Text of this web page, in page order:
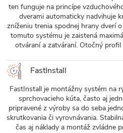
ten funguje na princípe
dverami automaticky nadvihuje
zníženiu trenia spodnej hrany dverí
tomuto systému je zaistená
otváraní a zatváraní. Otočný
FastInstall
FastInstall je montážny systém na
sprchovacieho kúta, často aj
pripravené z výroby sa do seba
skrutkovania či vyrovnávania.
čas aj náklady a montáž zvládne